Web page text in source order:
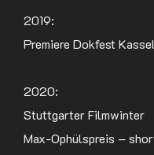
2019:
Premiere Dokfest
2020:
Stuttgarter Filmwinter
Max-Ophülspreis –